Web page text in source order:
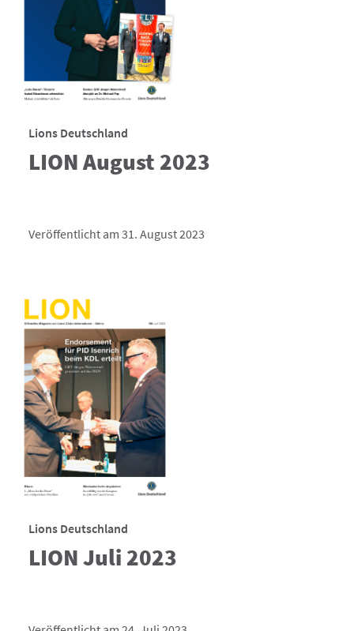
Lions Deutschland
LION August 2023
Veröffentlicht am 31. August 2023
Lions Deutschland
LION Juli 2023